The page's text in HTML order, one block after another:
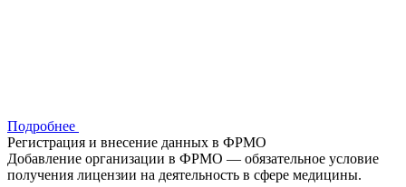
Подробнее
Регистрация и внесение данных в ФРМО
Добавление организации в ФРМО — обязательное условие
получения лицензии на деятельность в сфере медицины.